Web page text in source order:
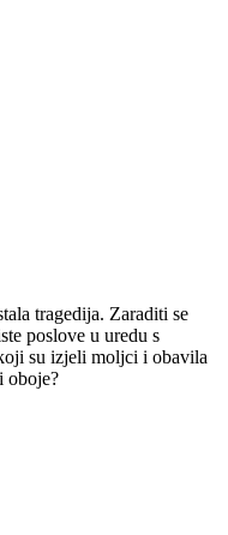
tragedija. Zaraditi se
poslove u uredu s
su izjeli moljci i obavila
oboje?